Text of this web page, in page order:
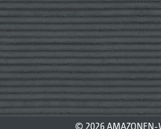
© 2026 AMAZONEN-